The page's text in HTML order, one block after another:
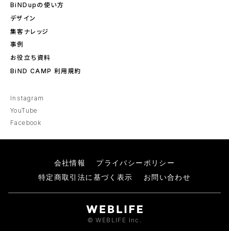
BiNDupの使い方
デザイン
集客ナレッジ
事例
お役立ち資料
BiND CAMP 利用規約
Instagram
YouTube
Facebook
会社情報
プライバシーポリシー
特定商取引法に基づく表示
お問い合わせ
© WEBLIFE Inc.